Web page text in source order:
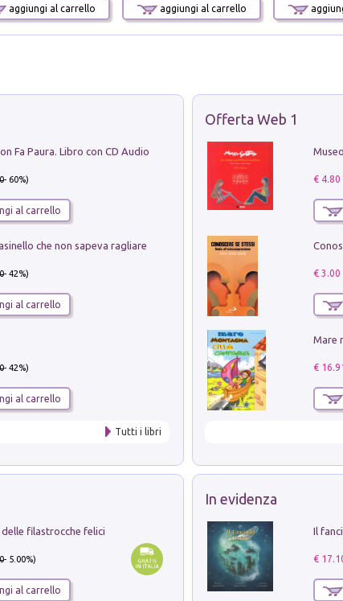
aggiungi al carrello aggiungi al carrello
Fa Paura. Libro con CD Audio
- 60%)
al carrello
che non sapeva ragliare
- 42%)
al carrello
- 42%)
al carrello
Tutti i libri
Offerta Web 1
€ 4.80
€ 3.00
€
filastrocche felici
- 5.00%)
al carrello
In evidenza
Il
€